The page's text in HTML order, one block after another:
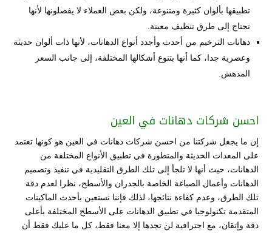
تطبيقها بألوان كثيرة ومتنوعة، ولكن بعض العملاء لا يفصلونها لأنها
تحتاج إلى طرق تنظيف معينة.
دهانات الترخيم من أحدث وأجدد أنواع الدهانات، لأنها ذات ألوان حديثة
وعصرية جدا، كما أنها بتنوع أشكالها المختلفة، إلى جانب السعر
المدهش.
احسن شركات دهانات في العين
إن ما يجعل شركتنا من احسن شركات دهانات في العين هو كونها تعتمد
على المعدات الحديثة والمتطورة في تطبيق الأنواع المختلفة من
الدهانات، حيث أنها لا تلجأ إلى تلك الطرق التقليدية في تنفيذ وتصميم
الدهانات وأعمال الصباغة الخاصة بالجدران والأسطح، نظرا لعدم دقة
تلك الطرق، وعدم كفاءة نتائجها، لذلك فإننا نستعين بأحدث الماكينات
المتقدمة تكنولوجيا في تطبيق الدهانات على الأسطح المختلفة بأعلى
دقة وإتقان، مع احترافية لن تجدها إلا معنا فقط، كل ما عليك فقط أن